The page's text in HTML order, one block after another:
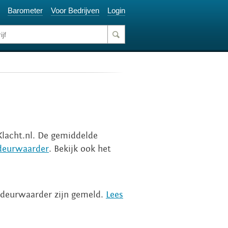
Barometer Voor Bedrijven Login
De gemiddelde
. Bekijk ook het
zijn gemeld. Lees